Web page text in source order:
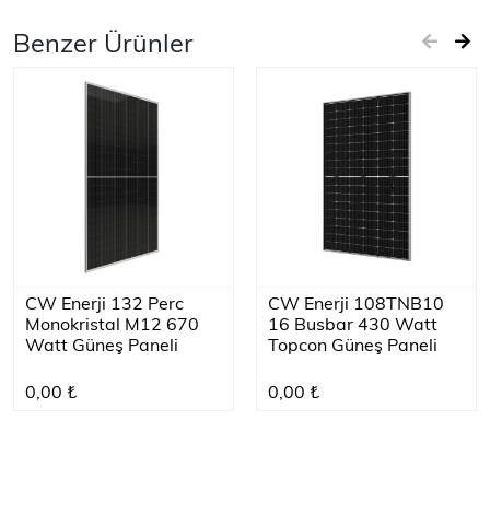
Benzer Ürünler
CW Enerji 132 Perc
Monokristal M12 670
Watt Güneş Paneli
0,00 ₺
CW Enerji 108TNB10
16 Busbar 430 Watt
Topcon Güneş Paneli
0,00 ₺